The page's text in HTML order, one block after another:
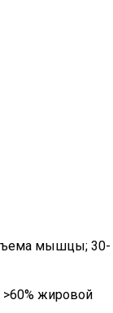
мышцы; 30-
жировой